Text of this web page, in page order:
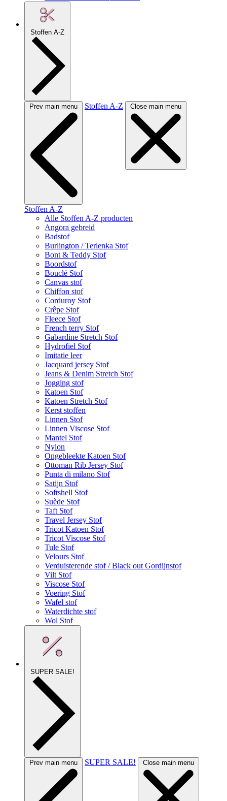
Stoffen A-Z
Prev main menu Stoffen A-Z Close main menu
Stoffen A-Z
Alle Stoffen A-Z producten
Angora gebreid
Badstof
Burlington / Terlenka Stof
Bont & Teddy Stof
Boordstof
Bouclé Stof
Canvas stof
Chiffon stof
Corduroy Stof
Crêpe Stof
Fleece Stof
French terry Stof
Gabardine Stretch Stof
Hydrofiel Stof
Imitatie leer
Jacquard jersey Stof
Jeans & Denim Stretch Stof
Jogging stof
Katoen Stof
Katoen Stretch Stof
Kerst stoffen
Linnen Stof
Linnen Viscose Stof
Mantel Stof
Nylon
Ongebleekte Katoen Stof
Ottoman Rib Jersey Stof
Punta di milano Stof
Satijn Stof
Softshell Stof
Suède Stof
Taft Stof
Travel Jersey Stof
Tricot Katoen Stof
Tricot Viscose Stof
Tule Stof
Velours Stof
Verduisterende stof / Black out Gordijnstof
Vilt Stof
Viscose Stof
Voering Stof
Wafel stof
Waterdichte stof
Wol Stof
SUPER SALE!
Prev main menu SUPER SALE! Close main menu